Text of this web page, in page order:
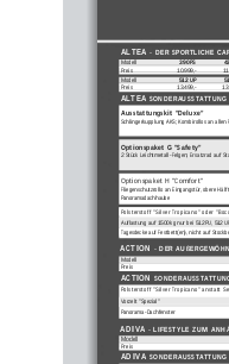
Modell
Preis
Ausstattungskit ”Deluxe”
Schlingerkupplung AKS; Kombirollos an allen
Optionspaket G ”Safety”
2 Stück Leichtmetall-Felgen; Ersatzrad auf
Optionspaket H ”Comfort”
Fliegenschutzrollo an Eingangstür, obere
Panoramadachhaube
ACTION - DER
Modell 390 PS
Preis                            10.999,-
ALTEA - DER SPORTLICHE
ACTION
Modell 512 UP
Preis                            13.499,-
ALTEA SONDERAUSSTATTUNG
Polsterstoff ”Silver Tropicano” anstatt
Vorzelt ”Spezial”
Panorama-Dachfenster
Polsterstoff ”Silver Tropicano” oder
Auflastung auf 1500 kg nur bei 512 PU, 512
Tagesdecke auf Festbett(en), nicht auf
Modell
Preis
ADIVA - LIFESTYLE ZUM
ADIVA SONDERAUSSTATTUNG